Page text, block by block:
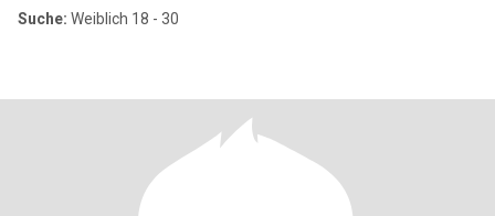
Suche: Weiblich 18 - 30